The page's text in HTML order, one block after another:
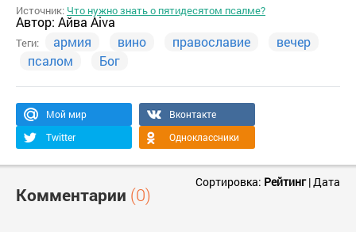
Источник: Что нужно знать о пятидесятом псалме?
Автор: Айва Aiva
Теги: армия вино православие
вечер
псалом
Бог
Мой мир
Вконтакте
Twitter
Одноклассники
Комментарии (0)
Сортировка: Рейтинг|Дата